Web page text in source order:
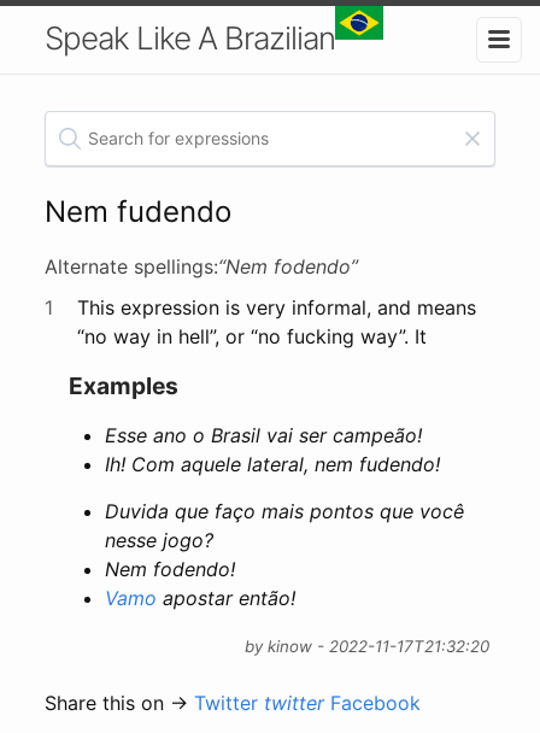
Speak Like A Brazilian
Nem fudendo
Alternate spellings:“Nem fodendo”
1
This expression is very informal, and means
“no way in hell”, or “no fucking way”. It
Examples
Esse ano o Brasil vai ser campeão!
Ih! Com aquele lateral, nem fudendo!
Duvida que faço mais pontos que você
nesse jogo?
Nem fodendo!
Vamo apostar então!
by kinow - 2022-11-17T21:32:20
Share this on →Twitter twitter Facebook